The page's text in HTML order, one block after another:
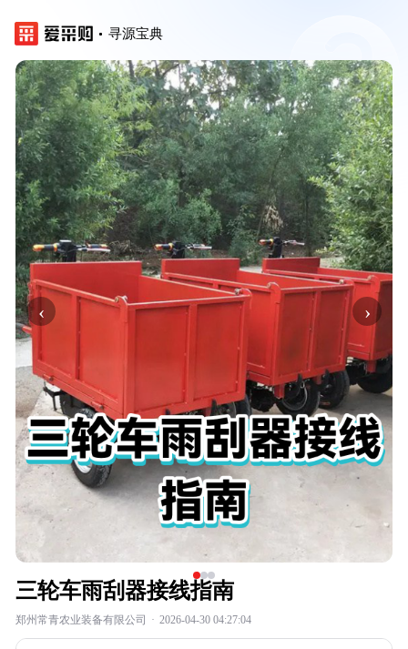
寻源宝典
‹ ›
三轮车雨刮器接线指南
郑州常青农业装备有限公司 · 2026-04-30 04:27:04